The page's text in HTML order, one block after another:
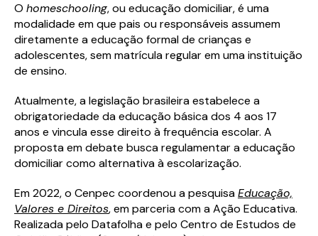
O homeschooling, ou educação domiciliar, é uma
modalidade em que pais ou responsáveis assumem
diretamente a educação formal de crianças e
adolescentes, sem matrícula regular em uma instituição
de ensino.
Atualmente, a legislação brasileira estabelece a
obrigatoriedade da educação básica dos 4 aos 17
anos e vincula esse direito à frequência escolar. A
proposta em debate busca regulamentar a educação
domiciliar como alternativa à escolarização.
Em 2022, o Cenpec coordenou a pesquisaEducação,
Valores e Direitos, em parceria com a Ação Educativa.
Realizada pelo Datafolha e pelo Centro de Estudos de